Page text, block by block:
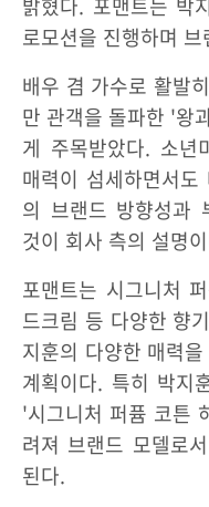
로모션을 진행하며
배우 겸 가수로 활발
만 관객을 돌파한 '왕
게 주목받았다. 소년
매력이 섬세하면서
의 브랜드 방향성과
것이 회사 측의 설명
포맨트는 시그니처
드크림 등 다양한 향
지훈의 다양한 매력
계획이다. 특히 박지
'시그니처 퍼퓸 코튼
려져 브랜드 모델로
된다.